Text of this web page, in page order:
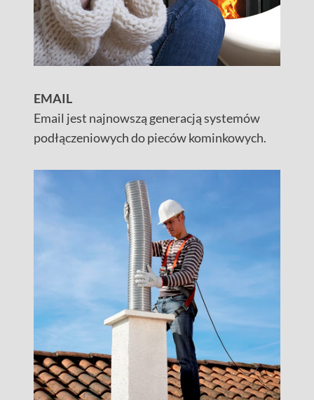
EMAIL
Email jest najnowszą generacją systemów
podłączeniowych do pieców kominkowych.